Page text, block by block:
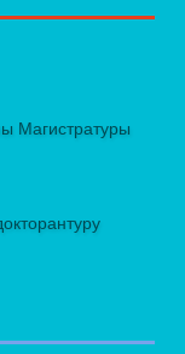
Магистратуры